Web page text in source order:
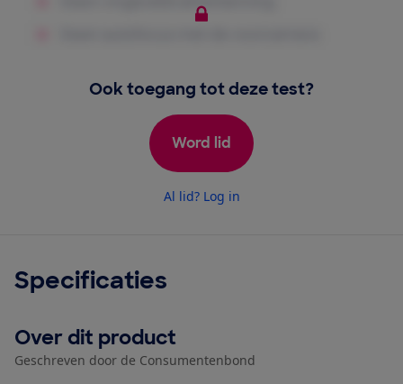
Ook toegang tot deze test?
Word lid
Al lid? Log in
Specificaties
Over dit product
Geschreven door de Consumentenbond